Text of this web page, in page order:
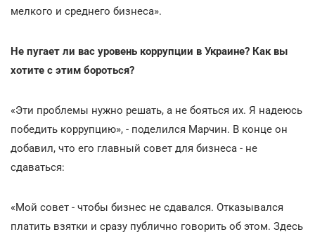
мелкого и среднего бизнеса».
Не пугает ли вас уровень коррупции в Украине? Как вы
хотите с этим бороться?
«Эти проблемы нужно решать, а не бояться их. Я надеюсь
победить коррупцию», - поделился Марчин. В конце он
добавил, что его главный совет для бизнеса - не
сдаваться:
«Мой совет - чтобы бизнес не сдавался. Отказывался
платить взятки и сразу публично говорить об этом. Здесь